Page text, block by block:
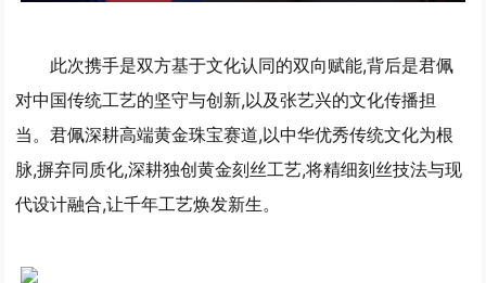
此次携手是双方基于文化认同的双向赋能,背后是君佩
对中国传统工艺的坚守与创新,以及张艺兴的文化传播担
当。君佩深耕高端黄金珠宝赛道,以中华优秀传统文化为根
脉,摒弃同质化,深耕独创黄金刻丝工艺,将精细刻丝技法与现
代设计融合,让千年工艺焕发新生。